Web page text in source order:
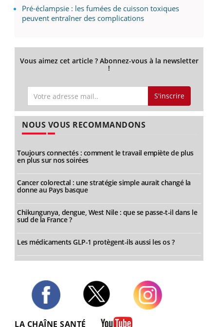
Pré-éclampsie : les fumées de cuisson toxiques
peuvent entraîner des complications
Vous aimez cet article ? Abonnez-vous à la newsletter
!
S'inscrire
NOUS VOUS RECOMMANDONS
Toujours connectés : comment le travail empiète de plus
en plus sur nos soirées
Cancer colorectal : une stratégie simple aurait changé la
donne au Pays basque
Chikungunya, dengue, West Nile : que se passe-t-il dans le
sud de la France ?
Les médicaments GLP-1 protègent-ils aussi les os ?